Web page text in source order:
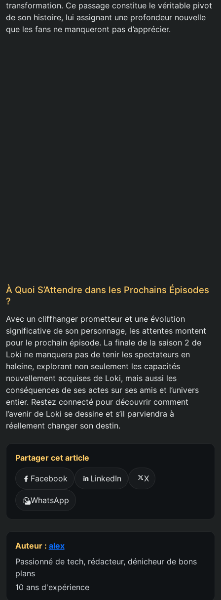
transformation. Ce passage constitue le véritable pivot
de son histoire, lui assignant une profondeur nouvelle
que les fans ne manqueront pas d’apprécier.
À Quoi S’Attendre dans les Prochains Épisodes
?
Avec un cliffhanger prometteur et une évolution
significative de son personnage, les attentes montent
pour le prochain épisode. La finale de la saison 2 de
Loki ne manquera pas de tenir les spectateurs en
haleine, explorant non seulement les capacités
nouvellement acquises de Loki, mais aussi les
conséquences de ses actes sur ses amis et l’univers
entier. Restez connecté pour découvrir comment
l’avenir de Loki se dessine et s’il parviendra à
réellement changer son destin.
Partager cet article
Facebook LinkedIn X
WhatsApp
Auteur : alex
Passionné de tech, rédacteur, dénicheur de bons
plans
10 ans d'expérience